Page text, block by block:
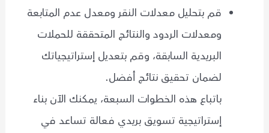
قم بتحليل معدلات النقر ومعدل عدم المتابعة
ومعدلات الردود والنتائج المتحققة للحملات
البريدية السابقة، وقم بتعديل إستراتيجياتك
لضمان تحقيق نتائج أفضل.
باتباع هذه الخطوات السبعة، يمكنك الآن بناء
إستراتيجية تسويق بريدي فعالة تساعد في